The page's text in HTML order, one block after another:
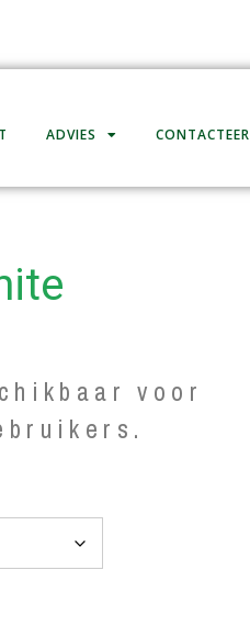
ADVIES CONTACTEER
voor